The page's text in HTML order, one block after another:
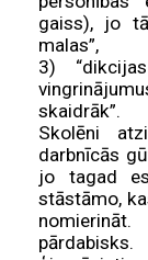
gaiss), jo
malas”,
3)
skaidrāk”.
Skolēni
darbnīcās
jo tagad
stāstāmo,